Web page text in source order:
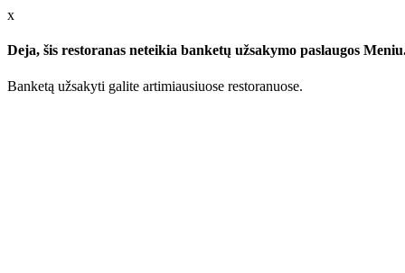
x
Deja, šis restoranas neteikia banketų užsakymo paslaugos
Banketą užsakyti galite artimiausiuose restoranuose.